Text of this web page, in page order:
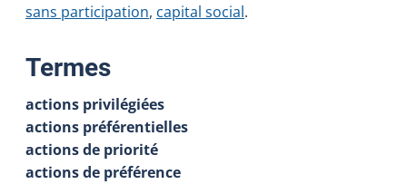
sans participation, capital social.
Termes:
actions privilégiées
actions préférentielles
actions de priorité
actions de préférence